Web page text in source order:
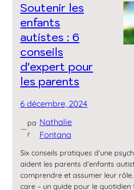
Soutenir les
enfants
autistes : 6
conseils
d’expert pour
les parents
6 décembre, 2024
—
pa
r
Nathalie
Fontana
Six conseils pratiques d’une
aident les parents d’enfants
comprendre et assumer leur rôle.
care – un guide pour le quotidien